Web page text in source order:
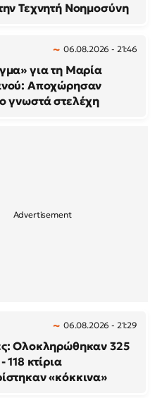
Τεχνητή Νοημοσύνη
06.08.2026 - 21:46
για τη Μαρία
Αποχώρησαν
γνωστά στελέχη
06.08.2026 - 21:29
Ολοκληρώθηκαν 325
118 κτίρια
«κόκκινα»